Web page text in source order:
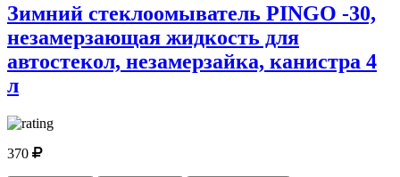
Зимний стеклоомыватель PINGO -30,
незамерзающая жидкость для
автостекол, незамерзайка, канистра 4
л
370